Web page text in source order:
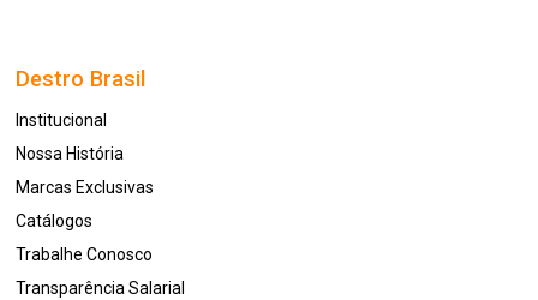
Destro Brasil
Institucional
Nossa História
Marcas Exclusivas
Catálogos
Trabalhe Conosco
Transparência Salarial